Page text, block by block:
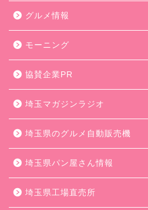
グルメ情報
モーニング
協賛企業PR
埼玉マガジンラジオ
埼玉県のグルメ自動販売機
埼玉県パン屋さん情報
埼玉県工場直売所